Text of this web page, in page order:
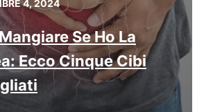
4, 2024
Se Ho La
Ecco Cinque Cibi